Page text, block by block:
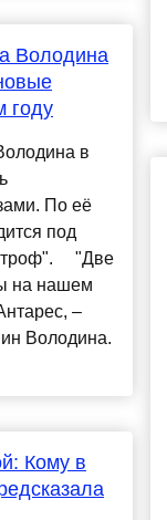
Володина
году
в
По её
под
⠀ "Две
на нашем
–
Володина.
Кому в